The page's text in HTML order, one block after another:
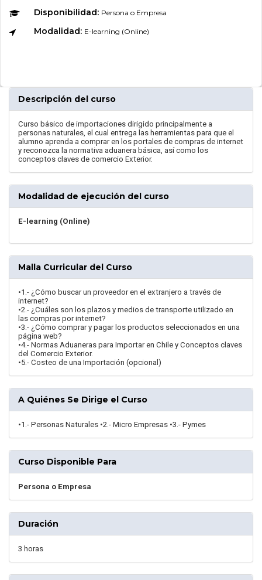
Disponibilidad: Persona o Empresa
Modalidad: E-learning (Online)
Descripción del curso
Curso básico de importaciones dirigido principalmente a
personas naturales, el cual entrega las herramientas para que el
alumno aprenda a comprar en los portales de compras de internet
y reconozca la normativa aduanera básica, así como los
conceptos claves de comercio Exterior.
Modalidad de ejecución del curso
E-learning (Online)
Malla Curricular del Curso
•1.- ¿Cómo buscar un proveedor en el extranjero a través de
internet?
•2.- ¿Cuáles son los plazos y medios de transporte utilizado en
las compras por internet?
•3.- ¿Cómo comprar y pagar los productos seleccionados en una
página web?
•4.- Normas Aduaneras para Importar en Chile y Conceptos claves
del Comercio Exterior.
•5.- Costeo de una Importación (opcional)
A Quiénes Se Dirige el Curso
•1.- Personas Naturales •2.- Micro Empresas •3.- Pymes
Curso Disponible Para
Persona o Empresa
Duración
3 horas